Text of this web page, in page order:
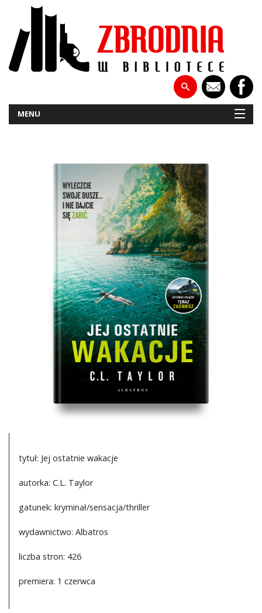
MENU
NOWOŚCI
PATRONATY
WYWIADY
DO CZYTANIA
NA EKRANIE
KONTAKT
tytuł: Jej ostatnie wakacje
autorka: C.L. Taylor
gatunek: kryminał/sensacja/thriller
wydawnictwo: Albatros
liczba stron: 426
premiera: 1 czerwca